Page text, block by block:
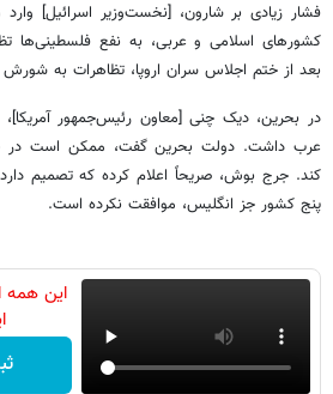
فشار زیادی بر شارون، [نخست‌وزیر اسرائیل]
کشورهای اسلامی و عربی، به‌ نفع فلسطینی‌ها
بعد از ختم اجلاس سران اروپا، تظاهرات به
در بحرین، دیک چنی [معاون رئیس‌جمهور
عرب داشت. دولت بحرین‌ گفت، ممکن است در
کند. جرج بوش، صریحاً اعلام کرده که تصمیم
پنج کشور جز انگلیس، موافقت نکرده است.
این همه